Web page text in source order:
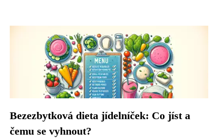
Bezezbytková dieta jídelníček: Co jíst a
čemu se vyhnout?